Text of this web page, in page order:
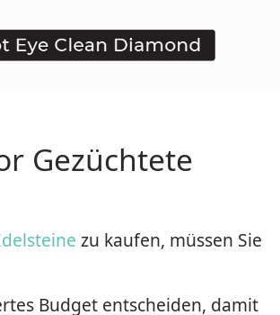
Gezüchtete
zu kaufen, müssen Sie
Budget entscheiden, damit